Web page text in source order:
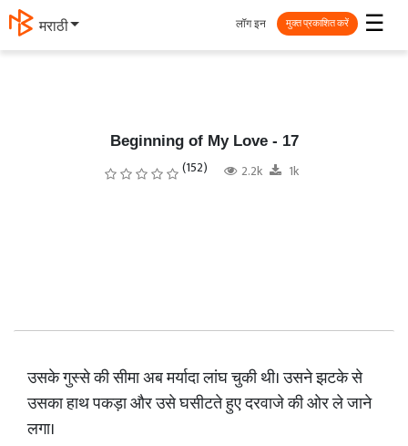
தமிழ் ☰
लॉग इन मुक्त प्रकाशित करें
Beginning of My Love - 17
(152) 2.2k 1k
​उसके गुस्से की सीमा अब मर्यादा लांघ चुकी थी। उसने झटके से
उसका हाथ पकड़ा और उसे घसीटते हुए दरवाजे की ओर ले जाने
लगा।